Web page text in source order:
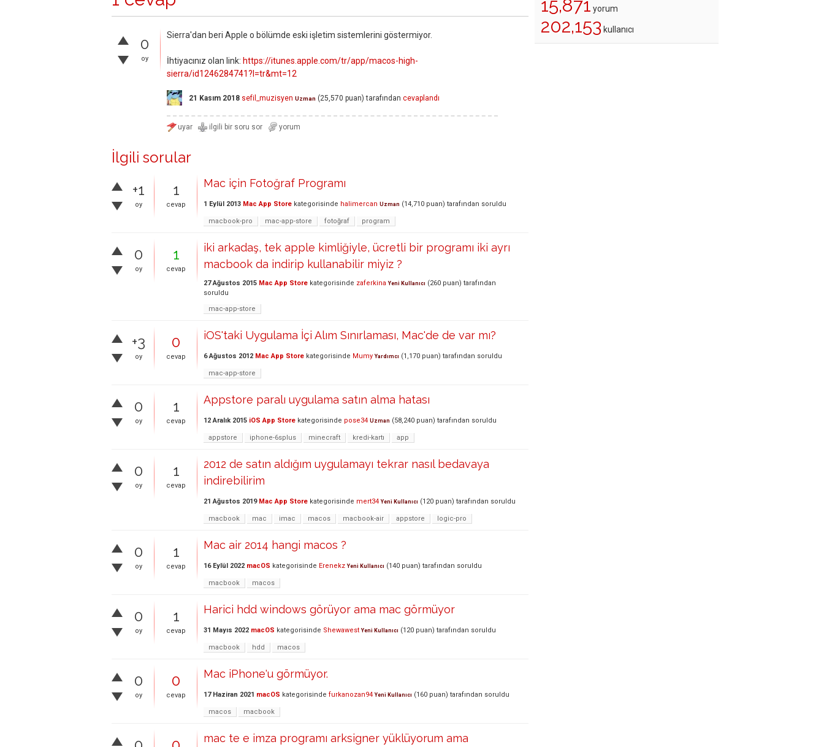
0
oy
Sierra'dan beri Apple o bölümde eski işletim sistemlerini göstermiyor.
İhtiyacınız olan link: https://itunes.apple.com/tr/app/macos-high-
sierra/id1246284741?l=tr&mt=12
21 Kasım 2018 sefil_muzisyen Uzman (25,570 puan) tarafından cevaplandı
İlgili sorular
+1
oy
1
cevap
Mac için Fotoğraf Programı
1 Eylül 2013 Mac App Store kategorisinde halimercan Uzman (14,710 puan) tarafından soruldu
macbook-pro mac-app-store fotoğraf program
0
oy
1
cevap
iki arkadaş, tek apple kimliğiyle, ücretli bir programı iki ayrı
macbook da indirip kullanabilir miyiz ?
27 Ağustos 2015 Mac App Store kategorisinde zaferkina Yeni Kullanıcı (260 puan) tarafından
soruldu
mac-app-store
+3
oy
0
cevap
iOS'taki Uygulama İçi Alım Sınırlaması, Mac'de de var mı?
6 Ağustos 2012 Mac App Store kategorisinde Mumy Yardımcı (1,170 puan) tarafından soruldu
mac-app-store
0
oy
1
cevap
Appstore paralı uygulama satın alma hatası
12 Aralık 2015 iOS App Store kategorisinde pose34 Uzman (58,240 puan) tarafından soruldu
appstore iphone-6splus minecraft kredi-kartı app
0
oy
1
cevap
2012 de satın aldığım uygulamayı tekrar nasıl bedavaya
indirebilirim
21 Ağustos 2019 Mac App Store kategorisinde mert34 Yeni Kullanıcı (120 puan) tarafından soruldu
macbook mac imac macos macbook-air appstore logic-pro
0
oy
1
cevap
Mac air 2014 hangi macos ?
16 Eylül 2022 macOS kategorisinde Erenekz Yeni Kullanıcı (140 puan) tarafından soruldu
macbook macos
0
oy
1
cevap
Harici hdd windows görüyor ama mac görmüyor
31 Mayıs 2022 macOS kategorisinde Shewawest Yeni Kullanıcı (120 puan) tarafından soruldu
macbook hdd macos
0
oy
0
cevap
Mac iPhone'u görmüyor.
17 Haziran 2021 macOS kategorisinde furkanozan94 Yeni Kullanıcı (160 puan) tarafından soruldu
macos macbook
mac te e imza programı arksigner yüklüyorum ama
15,871 yorum
202,153 kullanıcı